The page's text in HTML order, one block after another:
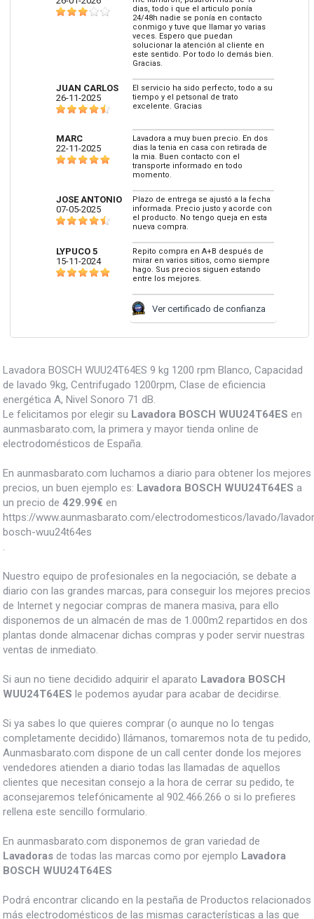
dias, todo i que el articulo ponía
24/48h nadie se ponía en contacto
conmigo y tuve que llamar yo varias
veces. Espero que puedan
solucionar la atención al cliente en
este sentido. Por todo lo demás bien.
Gracias.
JUAN CARLOS
26-11-2025
El servicio ha sido perfecto, todo a su
tiempo y el petsonal de trato
excelente. Gracias
MARC
22-11-2025
Lavadora a muy buen precio. En dos
dias la tenia en casa con retirada de
la mia. Buen contacto con el
transporte informado en todo
momento.
JOSE ANTONIO
07-05-2025
Plazo de entrega se ajustó a la fecha
informada. Precio justo y acorde con
el producto. No tengo queja en esta
nueva compra.
LYPUCO 5
15-11-2024
Repito compra en A+B después de
mirar en varios sitios, como siempre
hago. Sus precios siguen estando
entre los mejores.
Ver certificado de confianza
Lavadora BOSCH WUU24T64ES 9 kg 1200 rpm Blanco, Capacidad
de lavado 9kg, Centrifugado 1200rpm, Clase de eficiencia
energética A, Nivel Sonoro 71 dB.
Le felicitamos por elegir su Lavadora BOSCH WUU24T64ES en
aunmasbarato.com, la primera y mayor tienda online de
electrodomésticos de España.
En aunmasbarato.com luchamos a diario para obtener los mejores
precios, un buen ejemplo es: Lavadora BOSCH WUU24T64ES a
un precio de 429.99€ en
https://www.aunmasbarato.com/electrodomesticos/lavado/
bosch-wuu24t64es
.
Nuestro equipo de profesionales en la negociación, se debate a
diario con las grandes marcas, para conseguir los mejores precios
de Internet y negociar compras de manera masiva, para ello
disponemos de un almacén de mas de 1.000m2 repartidos en dos
plantas donde almacenar dichas compras y poder servir nuestras
ventas de inmediato.
Si aun no tiene decidido adquirir el aparato Lavadora BOSCH
WUU24T64ES le podemos ayudar para acabar de decidirse.
Si ya sabes lo que quieres comprar (o aunque no lo tengas
completamente decidido) llámanos, tomaremos nota de tu pedido,
Aunmasbarato.com dispone de un call center donde los mejores
vendedores atienden a diario todas las llamadas de aquellos
clientes que necesitan consejo a la hora de cerrar su pedido, te
aconsejaremos telefónicamente al 902.466.266 o si lo prefieres
rellena este sencillo formulario.
En aunmasbarato.com disponemos de gran variedad de
Lavadoras de todas las marcas como por ejemplo Lavadora
BOSCH WUU24T64ES
Podrá encontrar clicando en la pestaña de Productos relacionados
más electrodomésticos de las mismas características a las que